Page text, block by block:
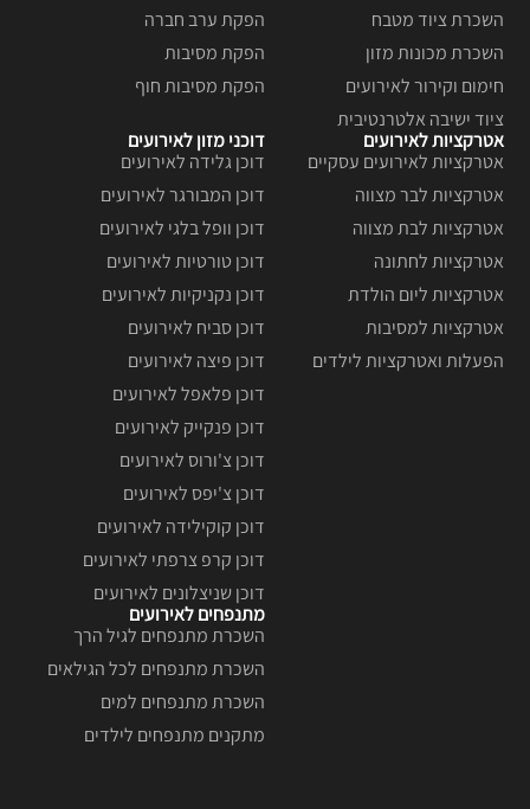
הפקת ערב חברה
הפקת מסיבות
הפקת מסיבות חוף
השכרת ציוד מטבח
השכרת מכונות מזון
חימום וקירור לאירועים
ציוד ישיבה אלטרנטיבית
דוכני מזון לאירועים
דוכן גלידה לאירועים
דוכן המבורגר לאירועים
דוכן וופל בלגי לאירועים
דוכן טורטיות לאירועים
דוכן נקניקיות לאירועים
דוכן סביח לאירועים
דוכן פיצה לאירועים
דוכן פלאפל לאירועים
דוכן פנקייק לאירועים
דוכן צ'ורוס לאירועים
דוכן צ'יפס לאירועים
דוכן קוקילידה לאירועים
דוכן קרפ צרפתי לאירועים
דוכן שניצלונים לאירועים
אטרקציות לאירועים
אטרקציות לאירועים עסקיים
אטרקציות לבר מצווה
אטרקציות לבת מצווה
אטרקציות לחתונה
אטרקציות ליום הולדת
אטרקציות למסיבות
הפעלות ואטרקציות לילדים
מתנפחים לאירועים
השכרת מתנפחים לגיל הרך
השכרת מתנפחים לכל הגילאים
השכרת מתנפחים למים
מתקנים מתנפחים לילדים